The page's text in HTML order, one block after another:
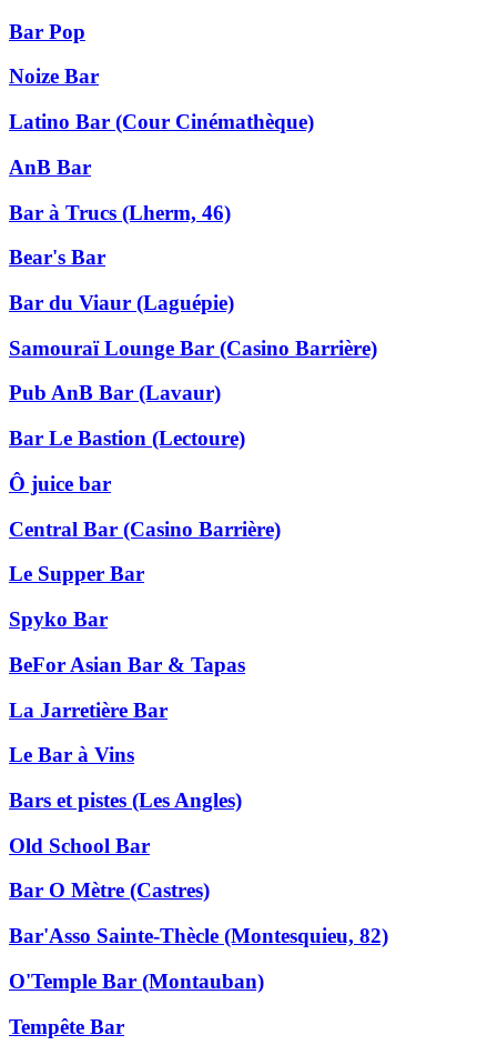
Bar Pop
Noize Bar
Latino Bar (Cour Cinémathèque)
AnB Bar
Bar à Trucs (Lherm, 46)
Bear's Bar
Bar du Viaur (Laguépie)
Samouraï Lounge Bar (Casino Barrière)
Pub AnB Bar (Lavaur)
Bar Le Bastion (Lectoure)
Ô juice bar
Central Bar (Casino Barrière)
Le Supper Bar
Spyko Bar
BeFor Asian Bar & Tapas
La Jarretière Bar
Le Bar à Vins
Bars et pistes (Les Angles)
Old School Bar
Bar O Mètre (Castres)
Bar'Asso Sainte-Thècle (Montesquieu, 82)
O'Temple Bar (Montauban)
Tempête Bar